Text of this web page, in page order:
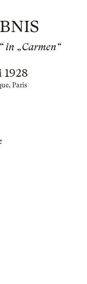
in „Carmen“
1928
Paris